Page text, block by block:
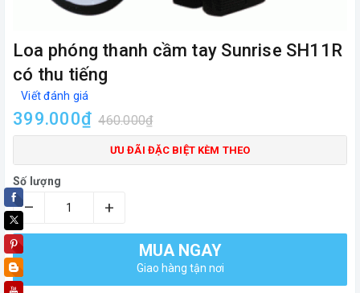
Loa phóng thanh cầm tay Sunrise SH11R
có thu tiếng
Viết đánh giá
399.000₫ 460.000₫
ƯU ĐÃI ĐẶC BIỆT KÈM THEO
Số lượng
– +
MUA NGAY
Giao hàng tận nơi